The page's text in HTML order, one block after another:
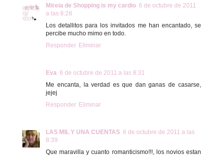
Mireia de Shopping is my cardio 6 de octubre de 2011
a las 8:28
Los detallitos para los invitados me han encantado, se
percibe mucho mimo en todo.
Responder Eliminar
Eva 6 de octubre de 2011 a las 8:31
Me encanta, la verdad es que dan ganas de casarse,
jejej
Responder Eliminar
LAS MIL Y UNA CUENTAS 6 de octubre de 2011 a las
8:39
Que maravilla y cuanto romanticismo!!!, los novios estan